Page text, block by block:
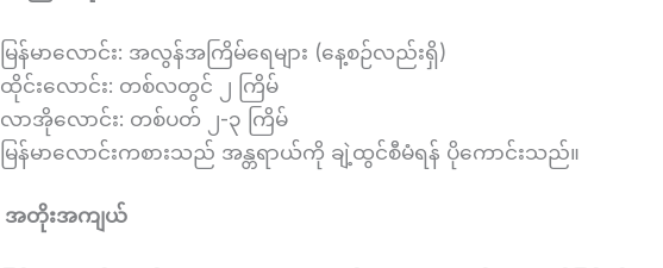
မြန်မာလောင်း: အလွန်အကြိမ်ရေများ (နေ့စဉ်လည်းရှိ)
ထိုင်းလောင်း: တစ်လတွင် ၂ ကြိမ်
လာအိုလောင်း: တစ်ပတ် ၂-၃ ကြိမ်
မြန်မာလောင်းကစားသည် အန္တရာယ်ကို ချဲ့ထွင်စီမံရန် ပိုကောင်းသည်။
အတိုးအကျယ်